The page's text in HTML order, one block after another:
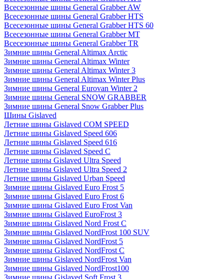
Всесезонные шины General Grabber AW
Всесезонные шины General Grabber HTS
Всесезонные шины General Grabber HTS 60
Всесезонные шины General Grabber MT
Всесезонные шины General Grabber TR
Зимние шины General Altimax Arctic
Зимние шины General Altimax Winter
Зимние шины General Altimax Winter 3
Зимние шины General Altimax Winter Plus
Зимние шины General Eurovan Winter 2
Зимние шины General SNOW GRABBER
Зимние шины General Snow Grabber Plus
Шины Gislaved
Летние шины Gislaved COM SPEED
Летние шины Gislaved Speed 606
Летние шины Gislaved Speed 616
Летние шины Gislaved Speed C
Летние шины Gislaved Ultra Speed
Летние шины Gislaved Ultra Speed 2
Летние шины Gislaved Urban Speed
Зимние шины Gislaved Euro Frost 5
Зимние шины Gislaved Euro Frost 6
Зимние шины Gislaved Euro Frost Van
Зимние шины Gislaved EuroFrost 3
Зимние шины Gislaved Nord Frost C
Зимние шины Gislaved NordFrost 100 SUV
Зимние шины Gislaved NordFrost 5
Зимние шины Gislaved NordFrost C
Зимние шины Gislaved NordFrost Van
Зимние шины Gislaved NordFrost100
Зимние шины Gislaved Soft Frost 3